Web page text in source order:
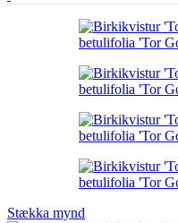
Stækka mynd